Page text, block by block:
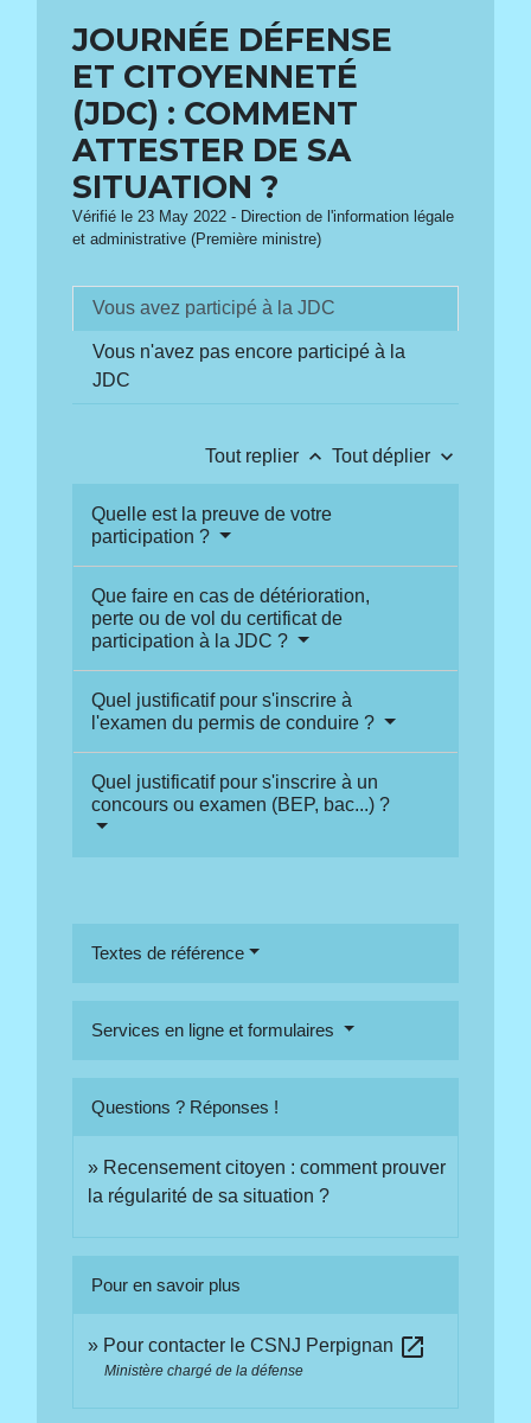
JOURNÉE DÉFENSE
ET CITOYENNETÉ
(JDC) : COMMENT
ATTESTER DE SA
SITUATION ?
Vérifié le 23 May 2022 - Direction de l'information légale
et administrative (Première ministre)
Vous avez participé à la JDC
Vous n'avez pas encore participé à la
JDC
Tout replier keyboard_arrow_up Tout déplier keyboard_arrow_down
Quelle est la preuve de votre
participation ?
Que faire en cas de détérioration,
perte ou de vol du certificat de
participation à la JDC ?
Quel justificatif pour s'inscrire à
l'examen du permis de conduire ?
Quel justificatif pour s'inscrire à un
concours ou examen (BEP, bac...) ?
Textes de référence
Services en ligne et formulaires
Questions ? Réponses !
Recensement citoyen : comment prouver
la régularité de sa situation ?
Pour en savoir plus
Pour contacter le CSNJ Perpignan open_in_new
Ministère chargé de la défense